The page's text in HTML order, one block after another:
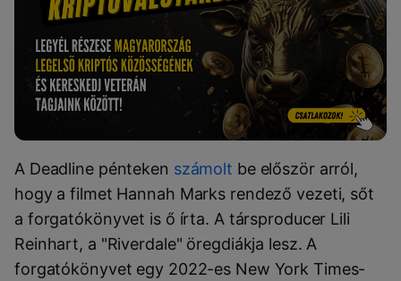
A Deadline pénteken számolt be először arról,
hogy a filmet Hannah Marks rendező vezeti, sőt
a forgatókönyvet is ő írta. A társproducer Lili
Reinhart, a "Riverdale" öregdiákja lesz. A
forgatókönyvet egy 2022-es New York Times-